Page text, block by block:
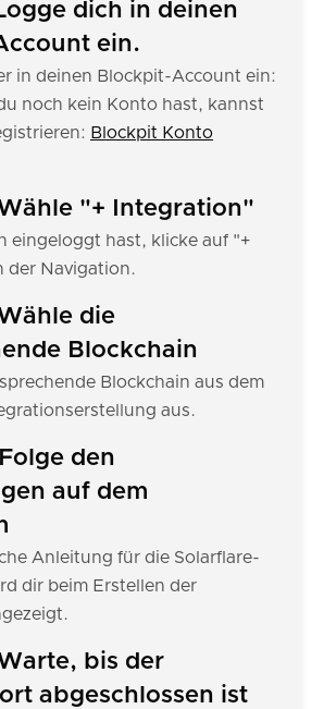
dich in deinen
ein.
in deinen Blockpit-Account ein:
noch kein Konto hast, kannst
Blockpit Konto
"+ Integration"
eingeloggt hast, klicke auf "+
der Navigation.
die
Blockchain
Blockchain aus dem
aus.
den
auf dem
Anleitung für die Solarflare-
dir beim Erstellen der
bis der
abgeschlossen ist